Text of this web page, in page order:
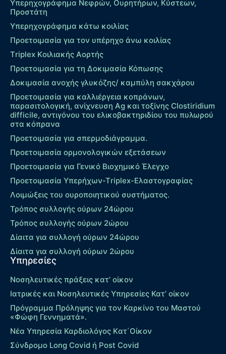
Υπερηχογράφημα Νεφρών, Ουρητήρων, Κύστεων,
Προστάτη
Υπερηχογράφημα κάτω κοιλίας
Προετοιμασία για τον υπέρηχο άνω κοιλίας
Τriplex Kοιλιακής Αορτής
Προετοιμασία για τη Δοκιμασία Κόπωσης
Δοκιμασία ανοχής γλυκόζης/ καμπύλη σακχάρου
Προετοιμασία για καλλιέργεια κοπράνων,
παρασιτολογική, ανίχνευση Ag και τοξίνης Clostiridium
difficile, αντιγόνου του ελικοβακτηριδίου του πυλωρού
στα κόπρανα
Προετοιμασία για σπερμοδιάγραμμα.
Προετοιμασία ορμονολογικών εξετάσεων
Προετοιμασία για Γενικό Βιοχημικό Έλεγχο
Προετοιμασία Υπερήχων-Τriplex-Ελαστογραφίας
Λοιμώξεις του ουροποιητικού συστήματος.
Τρόπος συλλογής ούρων 24ώρου
Τρόπος συλλογής ούρων 2ώρου
Δίαιτα για συλλογή ούρων 24ώρου
Δίαιτα για συλλογή ούρων 2ώρου
Υπηρεσίες
Νοσηλευτικές πράξεις κατ’ οίκον
Ιατρικές και Νοσηλευτικές Υπηρεσίες Κατ’ οίκον
Πρόγραμμα Πρόληψης για τον Καρκίνο του Μαστού
«Φώφη Γεννηματά».
Νέα Υπηρεσία Καρδιολόγος Kατ΄Οίκον
Σύνδρομο Long Covid ή Post Covid